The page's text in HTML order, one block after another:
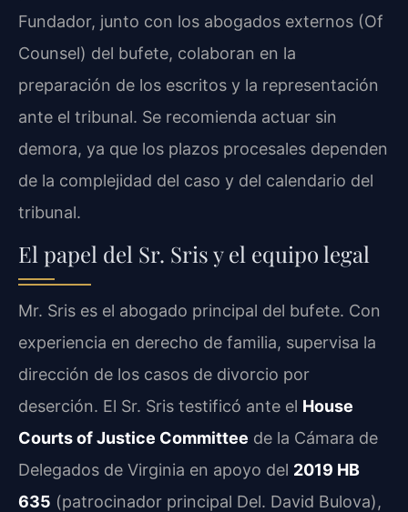
Fundador, junto con los abogados externos (Of
Counsel) del bufete, colaboran en la
preparación de los escritos y la representación
ante el tribunal. Se recomienda actuar sin
demora, ya que los plazos procesales dependen
de la complejidad del caso y del calendario del
tribunal.
El papel del Sr. Sris y el equipo legal
Mr. Sris es el abogado principal del bufete. Con
experiencia en derecho de familia, supervisa la
dirección de los casos de divorcio por
deserción. El Sr. Sris testificó ante el House
Courts of Justice Committee de la Cámara de
Delegados de Virginia en apoyo del 2019 HB
635 (patrocinador principal Del. David Bulova),